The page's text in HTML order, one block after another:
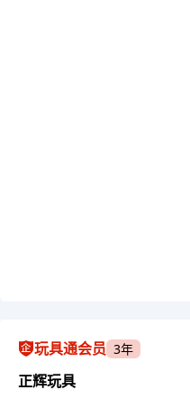
玩具通会员 3年
正辉玩具